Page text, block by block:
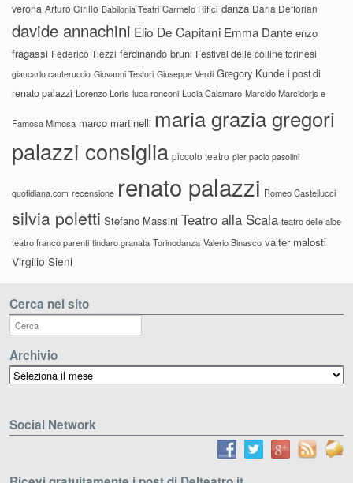
verona Arturo Cirillo Babilonia Teatri Carmelo Rifici danza Daria Deflorian
davide annachini Elio De Capitani Emma Dante enzo
fragassi Federico Tiezzi ferdinando bruni Festival delle colline torinesi
giancarlo cauteruccio Giovanni Testori Giuseppe Verdi Gregory Kunde i post di
renato palazzi Lorenzo Loris luca ronconi Lucia Calamaro Marcido Marcidorjs e
Famosa Mimosa marco martinelli maria grazia gregori
palazzi consiglia piccolo teatro pier paolo pasolini
quotidiana.com recensione renato palazzi Romeo Castellucci
silvia poletti Stefano Massini Teatro alla Scala teatro delle albe
teatro franco parenti tindaro granata Torinodanza Valerio Binasco valter malosti
Virgilio Sieni
Cerca nel sito
Archivio
Archivio
Social Network